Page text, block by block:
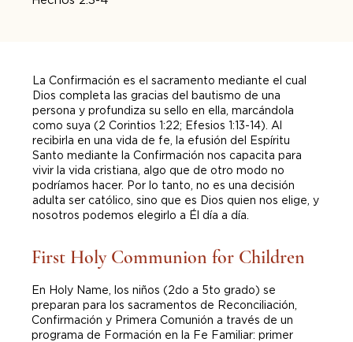
La Confirmación es el sacramento mediante el cual
Dios completa las gracias del bautismo de una
persona y profundiza su sello en ella, marcándola
como suya (2 Corintios 1:22; Efesios 1:13-14). Al
recibirla en una vida de fe, la efusión del Espíritu
Santo mediante la Confirmación nos capacita para
vivir la vida cristiana, algo que de otro modo no
podríamos hacer. Por lo tanto, no es una decisión
adulta ser católico, sino que es Dios quien nos elige, y
nosotros podemos elegirlo a Él día a día.
First Holy Communion for Children
En Holy Name, los niños (2do a 5to grado) se
preparan para los sacramentos de Reconciliación,
Confirmación y Primera Comunión a través de un
programa de Formación en la Fe Familiar: primer